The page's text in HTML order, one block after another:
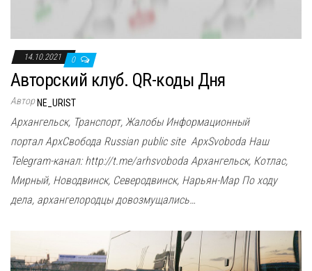
14.10.2021 0
Авторский клуб. QR-коды Дня
Автор NE_URIST
Архангельск, Транспорт, Жалобы Информационный
портал АрхСвобода Russian public site ApxSvoboda Наш
Telegram-канал: http://t.me/arhsvoboda Архангельск, Котлас,
Мирный, Новодвинск, Северодвинск, Нарьян-Мар По ходу
дела, архангелородцы довозмущались…